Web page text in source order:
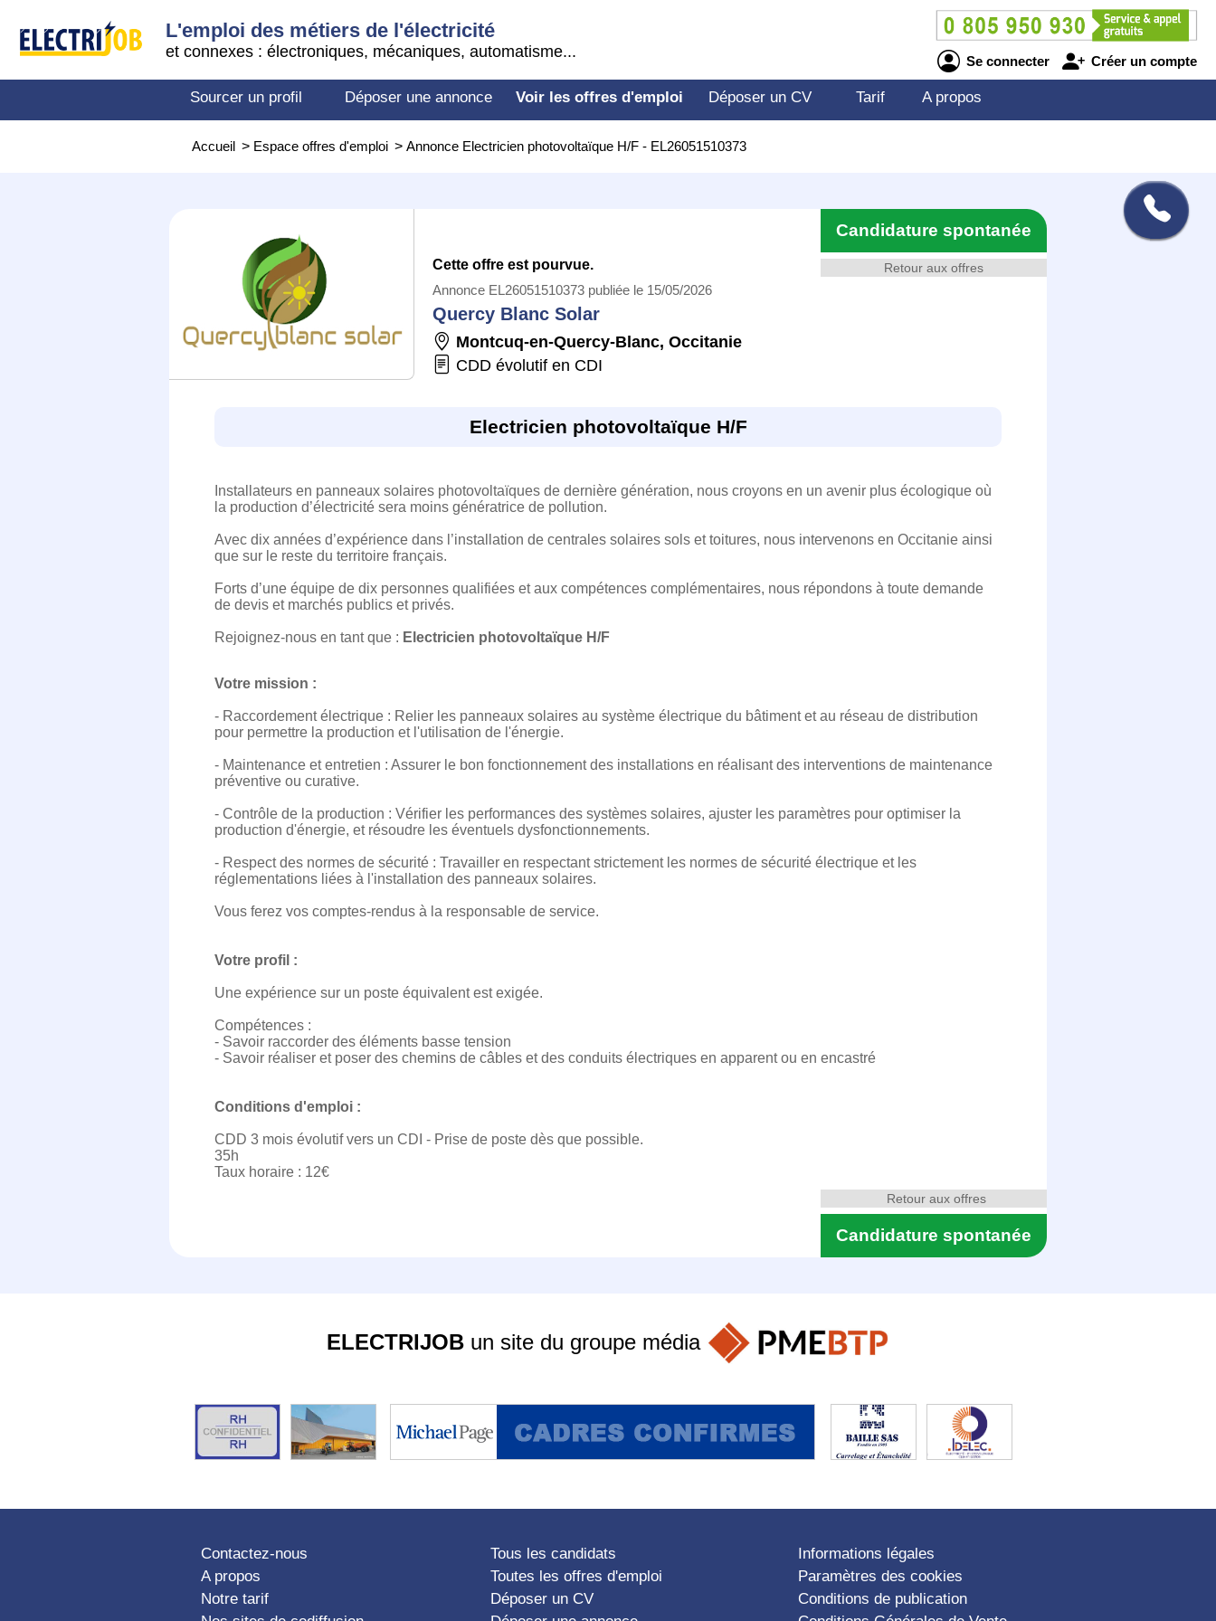
L'emploi des métiers de l'électricité
et connexes : électroniques, mécaniques, automatisme...
Se connecter Créer un compte
Sourcer un profil Déposer une annonce Voir les offres d'emploi Déposer un CV Tarif A propos
Accueil > Espace offres d'emploi > Annonce Electricien photovoltaïque H/F - EL26051510373
Retour aux offres
Candidature spontanée
Cette offre est pourvue.
Annonce EL26051510373 publiée le 15/05/2026
Quercy Blanc Solar
Montcuq-en-Quercy-Blanc, Occitanie
CDD évolutif en CDI
Electricien photovoltaïque H/F
Installateurs en panneaux solaires photovoltaïques de dernière génération, nous croyons en un avenir plus écologique où
la production d’électricité sera moins génératrice de pollution.
Avec dix années d’expérience dans l’installation de centrales solaires sols et toitures, nous intervenons en Occitanie ainsi
que sur le reste du territoire français.
Forts d’une équipe de dix personnes qualifiées et aux compétences complémentaires, nous répondons à toute demande
de devis et marchés publics et privés.
Rejoignez-nous en tant que : Electricien photovoltaïque H/F
Votre mission :
- Raccordement électrique : Relier les panneaux solaires au système électrique du bâtiment et au réseau de distribution
pour permettre la production et l'utilisation de l'énergie.
- Maintenance et entretien : Assurer le bon fonctionnement des installations en réalisant des interventions de maintenance
préventive ou curative.
- Contrôle de la production : Vérifier les performances des systèmes solaires, ajuster les paramètres pour optimiser la
production d'énergie, et résoudre les éventuels dysfonctionnements.
- Respect des normes de sécurité : Travailler en respectant strictement les normes de sécurité électrique et les
réglementations liées à l'installation des panneaux solaires.
Vous ferez vos comptes-rendus à la responsable de service.
Votre profil :
Une expérience sur un poste équivalent est exigée.
Compétences :
- Savoir raccorder des éléments basse tension
- Savoir réaliser et poser des chemins de câbles et des conduits électriques en apparent ou en encastré
Conditions d'emploi :
CDD 3 mois évolutif vers un CDI - Prise de poste dès que possible.
35h
Taux horaire : 12€
Candidature spontanée
Retour aux offres
ELECTRIJOBun site du groupe média
Contactez-nous
A propos
Notre tarif
Tous les candidats
Toutes les offres d'emploi
Déposer un CV
Informations légales
Paramètres des cookies
Conditions de publication